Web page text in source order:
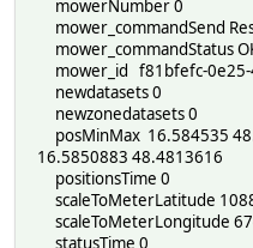
mowerNumber 0
mower_commandSend
mower_commandStatus
mower_id f81bfefc-0e25-
newdatasets 0
newzonedatasets 0
posMinMax 16.584535
16.5850883 48.4813616
positionsTime 0
scaleToMeterLatitude
scaleToMeterLongitude